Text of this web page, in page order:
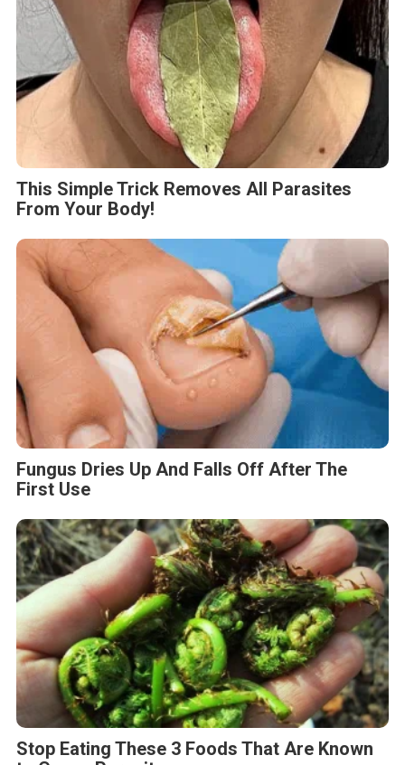
This Simple Trick Removes All Parasites
From Your Body!
Fungus Dries Up And Falls Off After The
First Use
Stop Eating These 3 Foods That Are Known